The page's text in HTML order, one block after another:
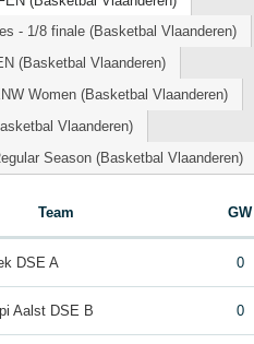
- 1/8 finale (Basketbal Vlaanderen)
(Basketbal Vlaanderen)
Women (Basketbal Vlaanderen)
Vlaanderen)
Season (Basketbal Vlaanderen)
Team GW
DSE A 0
Aalst DSE B 0